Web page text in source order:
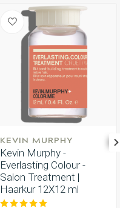
KEVIN MURPHY
Kevin Murphy -
Everlasting Colour -
Salon Treatment |
Haarkur 12X12 ml